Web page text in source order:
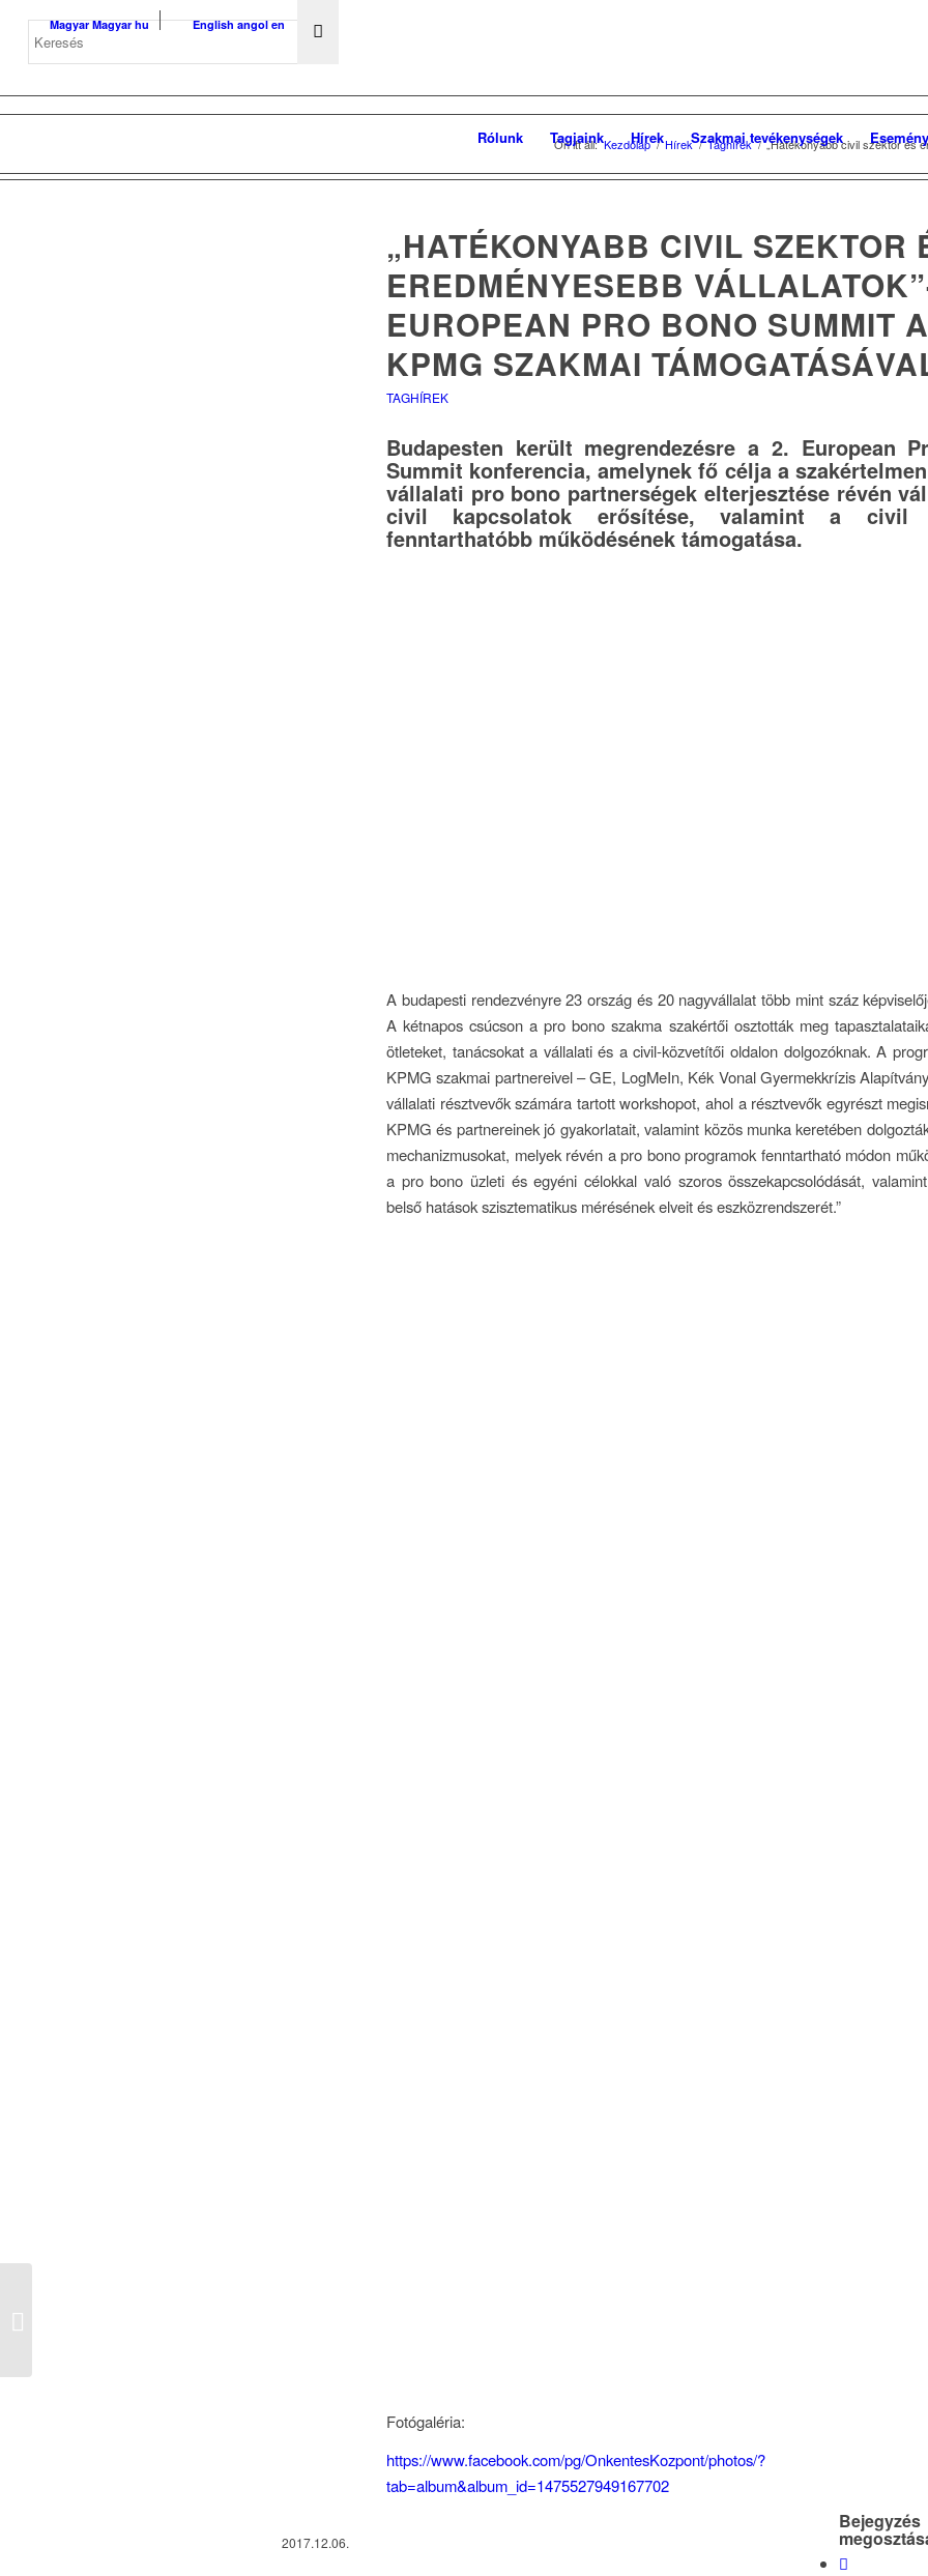
Magyar Magyar hu English angol en
Rólunk Tagjaink Hírek Szakmai tevékenységek
Ön itt áll: Kezdőlap / Hírek / Taghírek / „Hatékonyabb civil szektor és
„HATÉKONYABB CIVIL SZEKTOR
EREDMÉNYESEBB
EUROPEAN PRO BONO SUMMIT A
KPMG SZAKMAI
TAGHÍREK
Budapesten került megrendezésre a 2. European
Summit konferencia, amelynek fő célja a
vállalati pro bono partnerségek elterjesztése révén
civil kapcsolatok erősítése, valamint a civil
fenntarthatóbb működésének támogatása.
A budapesti rendezvényre 23 ország és 20 nagyvállalat több mint száz
A kétnapos csúcson a pro bono szakma szakértői osztották meg
ötleteket, tanácsokat a vállalati és a civil-közvetítői oldalon dolgozóknak. A
KPMG szakmai partnereivel – GE, LogMeIn, Kék Vonal Gyermekkrízis
vállalati résztvevők számára tartott workshopot, ahol a résztvevők egyrészt
KPMG és partnereinek jó gyakorlatait, valamint közös munka keretében
mechanizmusokat, melyek révén a pro bono programok fenntartható módon
a pro bono üzleti és egyéni célokkal való szoros összekapcsolódását,
belső hatások szisztematikus mérésének elveit és eszközrendszerét.”
Fotógaléria:
https://www.facebook.com/pg/OnkentesKozpont/photos/?
tab=album&album_id=1475527949167702
2017.12.06.
Bejegyzés